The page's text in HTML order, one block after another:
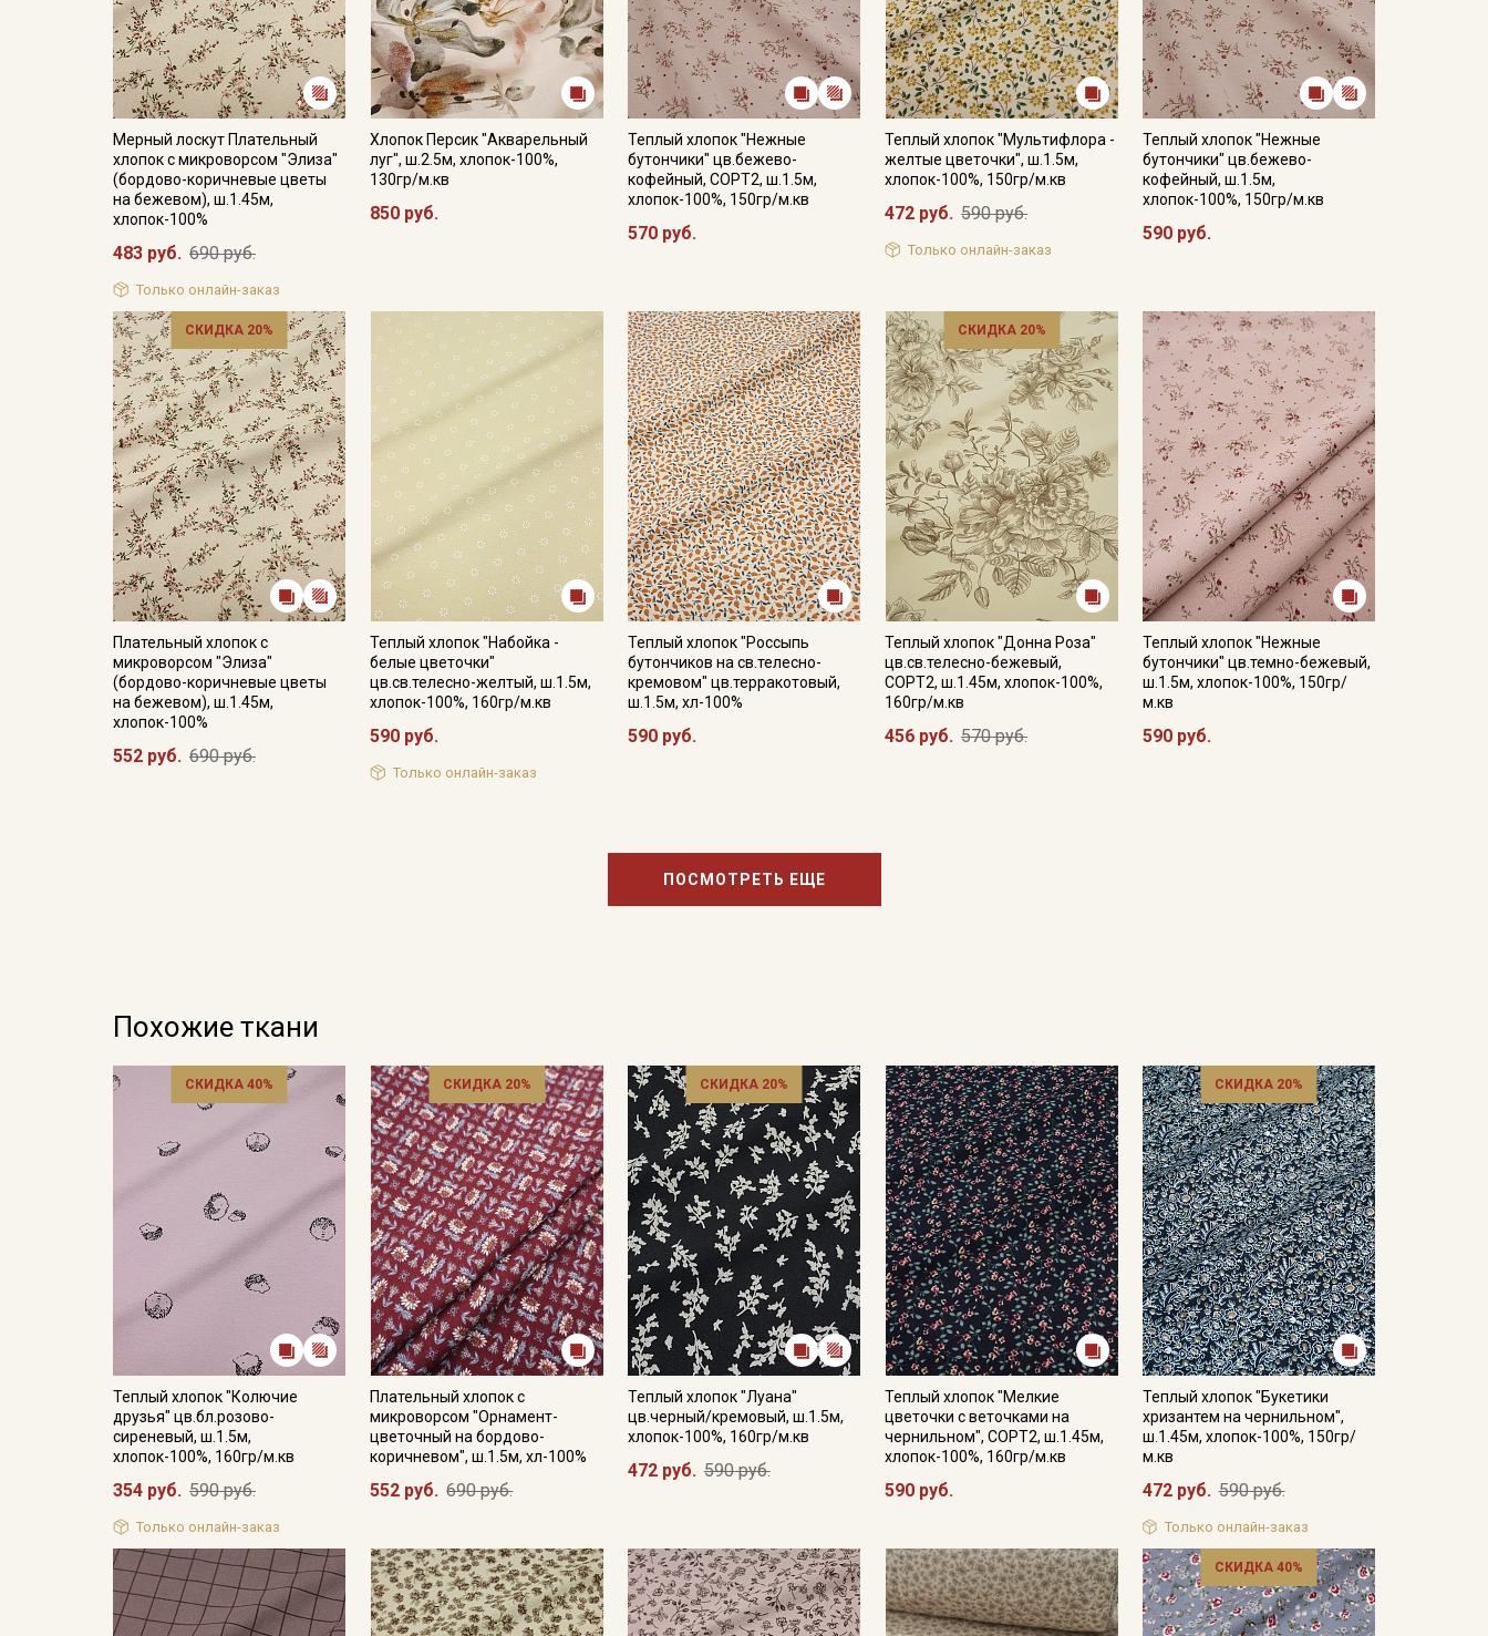
Мерный лоскут Плательный
хлопок с микроворсом "Элиза"
(бордово-коричневые цветы
на бежевом), ш.1.45м,
хлопок-100%
483 руб. 690 руб.
Только онлайн-заказ
Хлопок Персик "Акварельный
луг", ш.2.5м, хлопок-100%,
130гр/м.кв
850 руб.
Теплый хлопок "Нежные
бутончики" цв.бежево-
кофейный, СОРТ2, ш.1.5м,
хлопок-100%, 150гр/м.кв
570 руб.
Теплый хлопок "Мультифлора -
желтые цветочки", ш.1.5м,
хлопок-100%, 150гр/м.кв
472 руб. 590 руб.
Только онлайн-заказ
Теплый хлопок "Нежные
бутончики" цв.бежево-
кофейный, ш.1.5м,
хлопок-100%, 150гр/м.кв
590 руб.
СКИДКА 20%
Плательный хлопок с
микроворсом "Элиза"
(бордово-коричневые цветы
на бежевом), ш.1.45м,
хлопок-100%
552 руб. 690 руб.
Теплый хлопок "Набойка -
белые цветочки"
цв.св.телесно-желтый, ш.1.5м,
хлопок-100%, 160гр/м.кв
590 руб.
Только онлайн-заказ
Теплый хлопок "Россыпь
бутончиков на св.телесно-
кремовом" цв.терракотовый,
ш.1.5м, хл-100%
590 руб.
СКИДКА 20%
Теплый хлопок "Донна Роза"
цв.св.телесно-бежевый,
СОРТ2, ш.1.45м, хлопок-100%,
160гр/м.кв
456 руб. 570 руб.
Теплый хлопок "Нежные
бутончики" цв.темно-бежевый,
ш.1.5м, хлопок-100%, 150гр/
м.кв
590 руб.
ПОСМОТРЕТЬ ЕЩЕ
Похожие ткани
СКИДКА 40%
Теплый хлопок "Колючие
друзья" цв.бл.розово-
сиреневый, ш.1.5м,
хлопок-100%, 160гр/м.кв
354 руб. 590 руб.
Только онлайн-заказ
СКИДКА 20%
Плательный хлопок с
микроворсом "Орнамент-
цветочный на бордово-
коричневом", ш.1.5м, хл-100%
552 руб. 690 руб.
СКИДКА 20%
Теплый хлопок "Луана"
цв.черный/кремовый, ш.1.5м,
хлопок-100%, 160гр/м.кв
472 руб. 590 руб.
Теплый хлопок "Мелкие
цветочки с веточками на
чернильном", СОРТ2, ш.1.45м,
хлопок-100%, 160гр/м.кв
590 руб.
СКИДКА 20%
Теплый хлопок "Букетики
хризантем на чернильном",
ш.1.45м, хлопок-100%, 150гр/
м.кв
472 руб. 590 руб.
Только онлайн-заказ
СКИДКА 40%
Мы публикуем здесь дополнительные
промокоды и скидки до 30% на узкие
категории тканей
Электронная почта
Подписаться
данных
и даюСогласие на обработку персональных
данных
ДаюСогласие на получение рекламных и
информационных рассылок